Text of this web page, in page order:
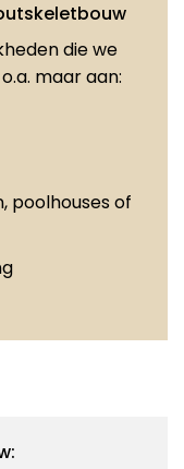
die we
maar aan:
poolhouses of